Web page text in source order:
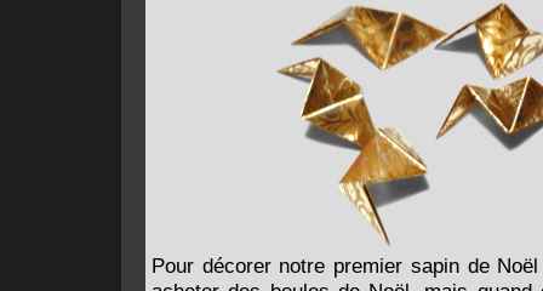
Pour décorer notre premier sapin de